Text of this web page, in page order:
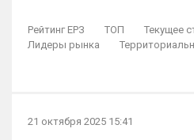
Рейтинг ЕРЗ ТОП
Текущее
Лидеры рынка
21 октября 2025 15:41